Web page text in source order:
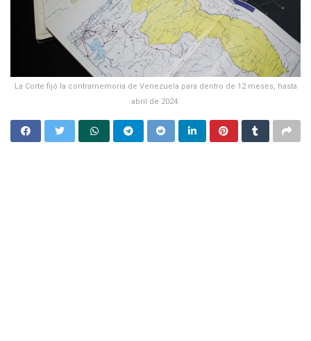
La Corte fijó la contramemoria de Venezuela para dentro de 12 meses, hasta
abril de 2024.